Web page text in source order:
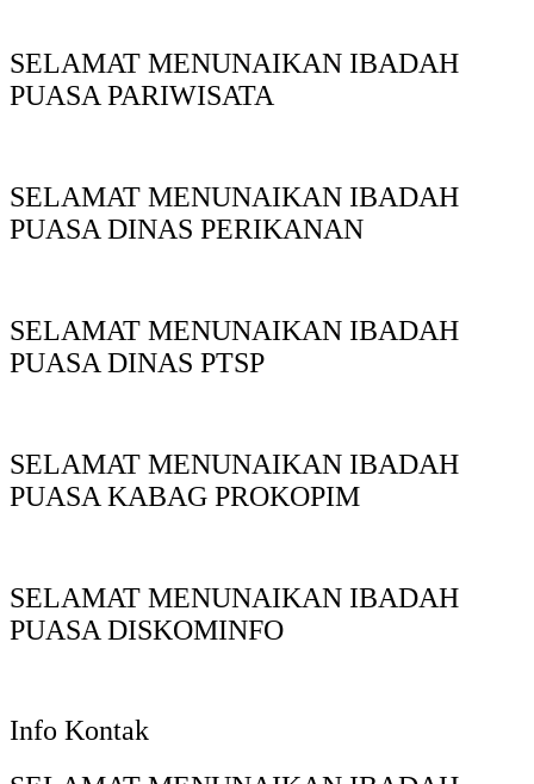
SELAMAT MENUNAIKAN IBADAH
PUASA PARIWISATA
SELAMAT MENUNAIKAN IBADAH
PUASA DINAS PERIKANAN
SELAMAT MENUNAIKAN IBADAH
PUASA DINAS PTSP
SELAMAT MENUNAIKAN IBADAH
PUASA KABAG PROKOPIM
SELAMAT MENUNAIKAN IBADAH
PUASA DISKOMINFO
Info Kontak